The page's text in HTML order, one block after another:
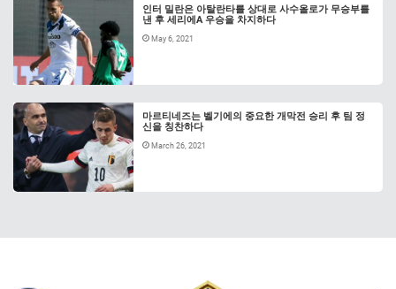
인터 밀란은 아탈란타를 상대로 사수올로가 무승부를
낸 후 세리에A 우승을 차지하다
May 6, 2021
마르티네즈는 벨기에의 중요한 개막전 승리 후 팀 정
신을 칭찬하다
March 26, 2021